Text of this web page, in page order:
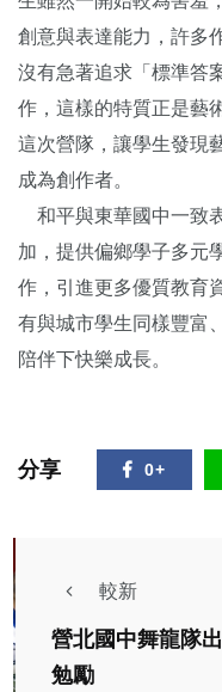
創意與表達能力，許多
沒有急著追求「標準答
作，這樣的特質正是藝
這次營隊，讓學生發現
成為創作者。
和平與東華國中一致
加，提供偏鄉學子多元
作，引進更多優質教育
有與城市學生同樣豐富
陪伴下快樂成長。
分享 0+
較新
營北國中舞龍隊
勉勵